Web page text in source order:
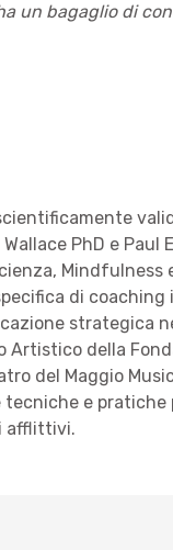
un bagaglio di
PhD e Paul
Mindfulness
di coaching
strategica
Artistico della
del Maggio
e pratiche
afflittivi.